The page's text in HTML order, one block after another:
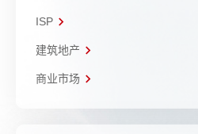
ISP
建筑地产
商业市场